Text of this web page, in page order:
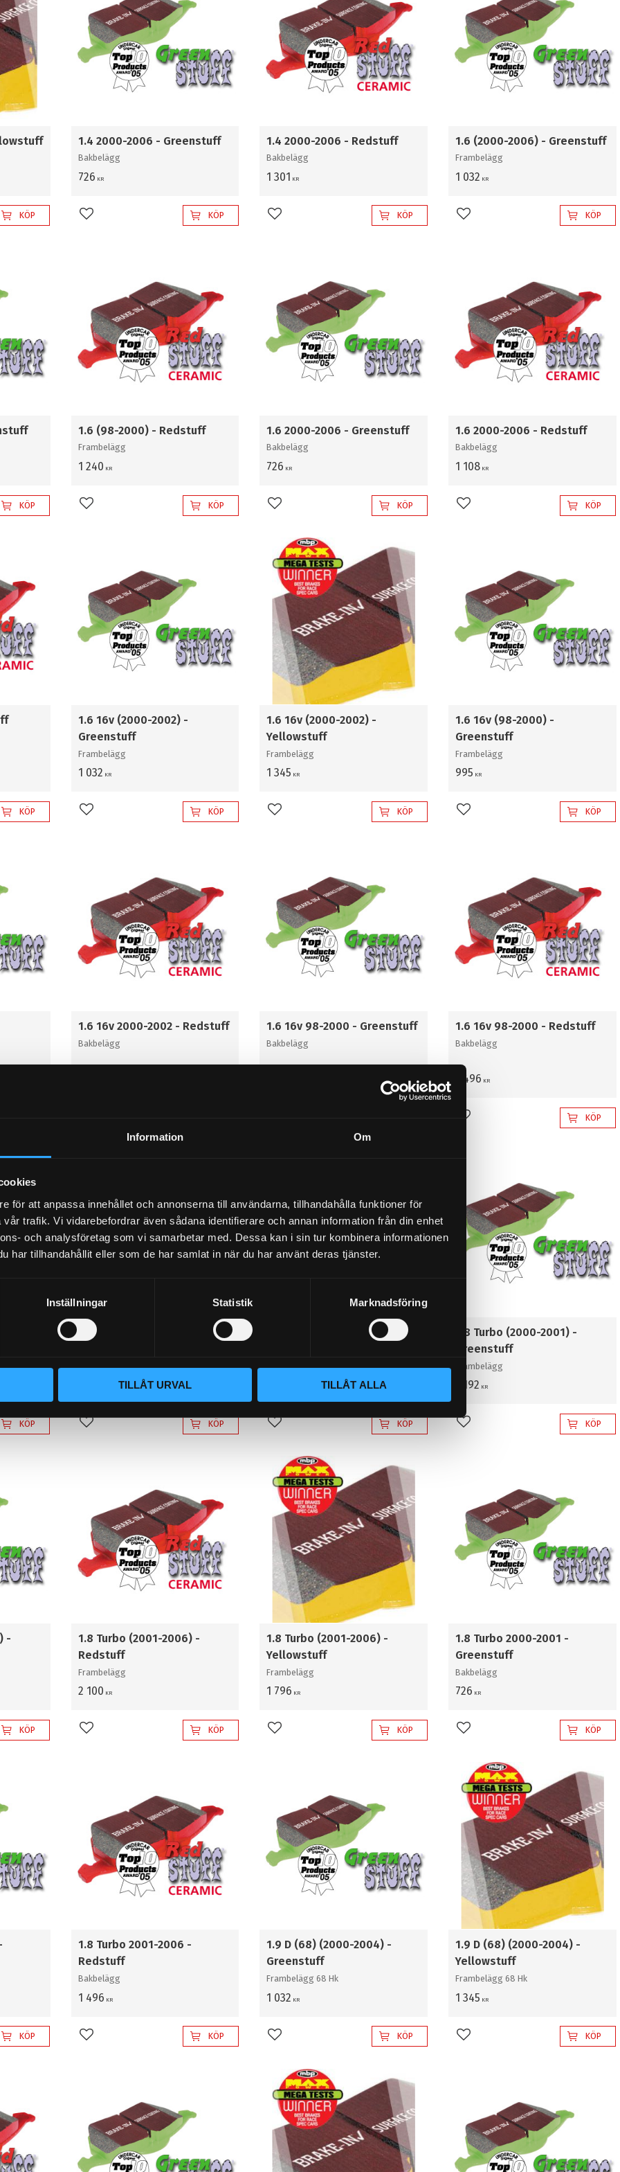
Information Om
för att anpassa innehållet och annonserna till användarna, tillhandahålla funktioner för
trafik. Vi vidarebefordrar även sådana identifierare och annan information från din enhet
och analysföretag som vi samarbetar med. Dessa kan i sin tur kombinera informationen
har tillhandahållit eller som de har samlat in när du har använt deras tjänster.
Inställningar Statistik Marknadsföring
TILLÅT URVAL TILLÅT ALLA
KÖP
1.4 2000-2006 - Greenstuff
Bakbelägg
726 KR
Lägg till i favoriter KÖP
1.4 2000-2006 - Redstuff
Bakbelägg
1 301 KR
Lägg till i favoriter KÖP
1.6 (2000-2006) - Greenstuff
Frambelägg
1 032 KR
Lägg till i favoriter KÖP
KÖP
1.6 (98-2000) - Redstuff
Frambelägg
1 240 KR
Lägg till i favoriter KÖP
1.6 2000-2006 - Greenstuff
Bakbelägg
726 KR
Lägg till i favoriter KÖP
1.6 2000-2006 - Redstuff
Bakbelägg
1 108 KR
Lägg till i favoriter KÖP
KÖP
1.6 16v (2000-2002) -
Greenstuff
Frambelägg
1 032 KR
Lägg till i favoriter KÖP
1.6 16v (2000-2002) -
Yellowstuff
Frambelägg
1 345 KR
Lägg till i favoriter KÖP
1.6 16v (98-2000) -
Greenstuff
Frambelägg
995 KR
Lägg till i favoriter KÖP
1.6 16v 2000-2002 - Redstuff
Bakbelägg
1.6 16v 98-2000 - Greenstuff
Bakbelägg
1.6 16v 98-2000 - Redstuff
Bakbelägg
1 496 KR
Lägg till i favoriter KÖP
KÖP
1.8 20v 98-2000 - Greenstuff
Lägg till i favoriter KÖP
1.8 20v 98-2000 - Redstuff
Lägg till i favoriter KÖP
1.8 Turbo (2000-2001) -
Greenstuff
Frambelägg
1 192 KR
Lägg till i favoriter KÖP
-
KÖP
1.8 Turbo (2001-2006) -
Redstuff
Frambelägg
2 100 KR
Lägg till i favoriter KÖP
1.8 Turbo (2001-2006) -
Yellowstuff
Frambelägg
1 796 KR
Lägg till i favoriter KÖP
1.8 Turbo 2000-2001 -
Greenstuff
Bakbelägg
726 KR
Lägg till i favoriter KÖP
KÖP
1.8 Turbo 2001-2006 -
Redstuff
Bakbelägg
1 496 KR
Lägg till i favoriter KÖP
1.9 D (68) (2000-2004) -
Greenstuff
Frambelägg 68 Hk
1 032 KR
Lägg till i favoriter KÖP
1.9 D (68) (2000-2004) -
Yellowstuff
Frambelägg 68 Hk
1 345 KR
Lägg till i favoriter KÖP